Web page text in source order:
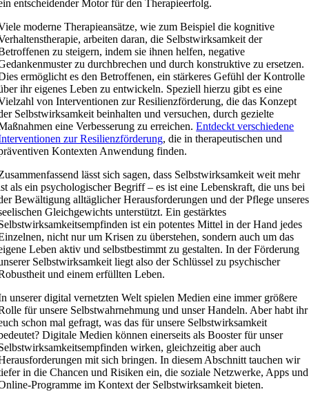
entscheidender Motor für den Therapieerfolg.
moderne Therapieansätze, wie zum Beispiel die kognitive
arbeiten daran, die Selbstwirksamkeit der
zu steigern, indem sie ihnen helfen, negative
zu durchbrechen und durch konstruktive zu ersetzen.
ermöglicht es den Betroffenen, ein stärkeres Gefühl der Kontrolle
ihr eigenes Leben zu entwickeln. Speziell hierzu gibt es eine
von Interventionen zur Resilienzförderung, die das Konzept
Selbstwirksamkeit beinhalten und versuchen, durch gezielte
eine Verbesserung zu erreichen.Entdeckt verschiedene
zur Resilienzförderung, die in therapeutischen und
Kontexten Anwendung finden.
lässt sich sagen, dass Selbstwirksamkeit weit mehr
als ein psychologischer Begriff – es ist eine Lebenskraft, die uns bei
Bewältigung alltäglicher Herausforderungen und der Pflege unseres
Gleichgewichts unterstützt. Ein gestärktes
ist ein potentes Mittel in der Hand jedes
nicht nur um Krisen zu überstehen, sondern auch um das
Leben aktiv und selbstbestimmt zu gestalten. In der Förderung
Selbstwirksamkeit liegt also der Schlüssel zu psychischer
und einem erfüllten Leben.
unserer digital vernetzten Welt spielen Medien eine immer größere
für unsere Selbstwahrnehmung und unser Handeln. Aber habt ihr
schon mal gefragt, was das für unsere Selbstwirksamkeit
Digitale Medien können einerseits als Booster für unser
wirken, gleichzeitig aber auch
mit sich bringen. In diesem Abschnitt tauchen wir
in die Chancen und Risiken ein, die soziale Netzwerke, Apps und
Programme im Kontext der Selbstwirksamkeit bieten.